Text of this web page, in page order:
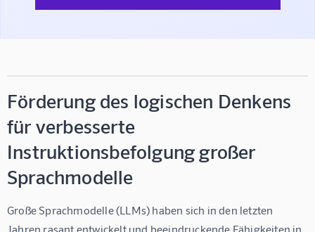
Förderung des logischen Denkens
für verbesserte
Instruktionsbefolgung großer
Sprachmodelle
Große Sprachmodelle (LLMs) haben sich in den letzten
Jahren rasant entwickelt und beeindruckende Fähigkeiten in